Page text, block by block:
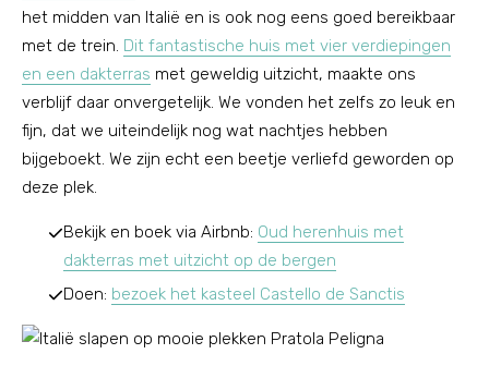
het midden van Italië en is ook nog eens goed bereikbaar
met de trein. Dit fantastische huis met vier verdiepingen
en een dakterras met geweldig uitzicht, maakte ons
verblijf daar onvergetelijk. We vonden het zelfs zo leuk en
fijn, dat we uiteindelijk nog wat nachtjes hebben
bijgeboekt. We zijn echt een beetje verliefd geworden op
deze plek.
Bekijk en boek via Airbnb: Oud herenhuis met
dakterras met uitzicht op de bergen
Doen: bezoek het kasteel Castello de Sanctis